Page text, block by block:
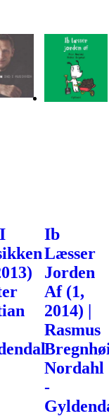
Ib
Læsser
Jorden
Af (1,
2014) |
Rasmus
Nordahl
-